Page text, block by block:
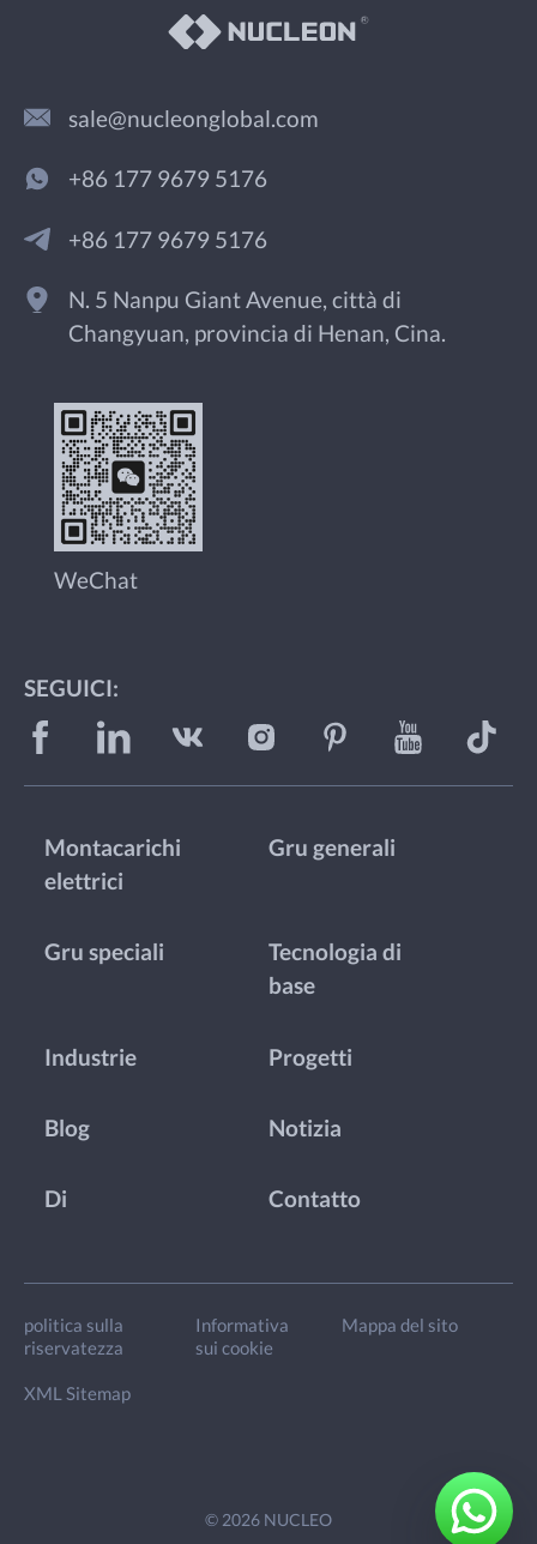
sale@nucleonglobal.com
+86 177 9679 5176
+86 177 9679 5176
N. 5 Nanpu Giant Avenue, città di
Changyuan, provincia di Henan, Cina.
WeChat
SEGUICI:
Montacarichi
elettrici
Gru generali
Gru speciali
Tecnologia di
base
Industrie Progetti
Blog Notizia
Di Contatto
politica sulla
riservatezza
Informativa
sui cookie
Mappa del sito
XML Sitemap
© 2026 NUCLEO